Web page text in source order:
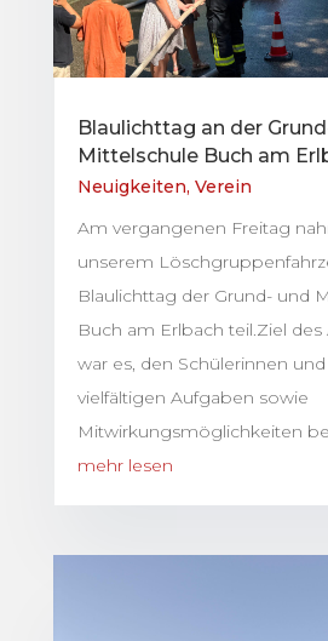
Blaulichttag an der
Mittelschule Buch am
Neuigkeiten, Verein
Am vergangenen Freitag
unserem
Blaulichttag der Grund- und
Buch am Erlbach teil.Ziel
war es, den Schülerinnen
vielfältigen Aufgaben sowie
Mitwirkungsmöglichkeiten
mehr lesen